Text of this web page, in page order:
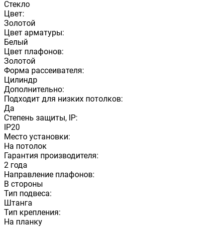
Стекло
Цвет:
Золотой
Цвет арматуры:
Белый
Цвет плафонов:
Золотой
Форма рассеивателя:
Цилиндр
Дополнительно:
Подходит для низких потолков:
Да
Степень защиты, IP:
IP20
Место установки:
На потолок
Гарантия производителя:
2 года
Направление плафонов:
В стороны
Тип подвеса:
Штанга
Тип крепления:
На планку